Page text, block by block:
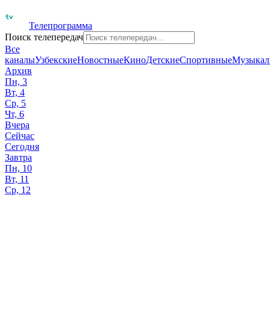
Телепрограмма
Поиск телепередач
Все
каналыУзбекскиеНовостныеКиноДетскиеСпортивные
Архив
Пн, 3
Вт, 4
Ср, 5
Чт, 6
Вчера
Сейчас
Сегодня
Завтра
Пн, 10
Вт, 11
Ср, 12